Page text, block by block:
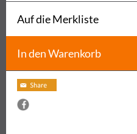
Auf die Merkliste
In den Warenkorb